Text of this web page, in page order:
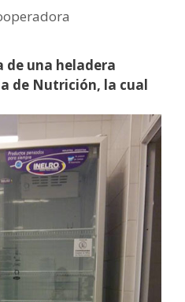
de una heladera
de Nutrición, la cual